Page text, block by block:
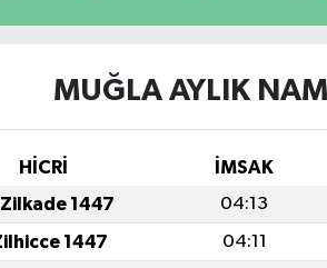
MUĞLA AYLIK
HİCRİ İMSAK
1447 04:13
1447 04:11